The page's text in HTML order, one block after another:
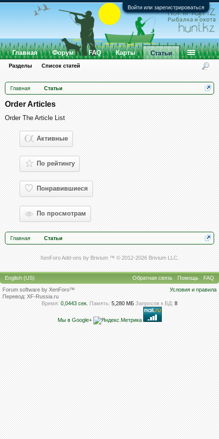
Войти или зарегистрироваться
Главная Статьи
Order Articles
Order The Article List
Активные
По рейтингу
Понравившиеся
По просмотрам
Главная Статьи
XenForo Add-ons by Brivium ™ © 2012-2026 Brivium LLC.
Главная Форум FAQ Карты Статьи
Разделы Список статей
English (US) Обратная связь Помощь
FAQ
Условия и правила
Forum software by XenForo™
Перевод:XF-Russia.ru
Время: 0,0443 сек. Память: 5,280 МБ Запросов к БД: 8
Мы в Google+